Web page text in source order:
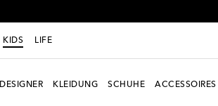
KIDS LIFE
DESIGNER KLEIDUNG SCHUHE ACCESSOIRES